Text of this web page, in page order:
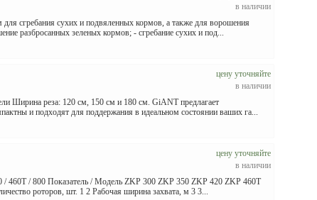
в наличии
сгребания сухих и подвяленных кормов, а также для ворошения
разбросанных зеленых кормов; - сгребание сухих и под...
цену уточняйте
в наличии
Ширина реза: 120 см, 150 см и 180 см. GiANT предлагает
и подходят для поддержания в идеальном состоянии ваших га...
цену уточняйте
в наличии
/ 460T / 800 Показатель / Модель ZKP 300 ZKP 350 ZKP 420 ZKP 460T
роторов, шт. 1 2 Рабочая ширина захвата, м 3 3...